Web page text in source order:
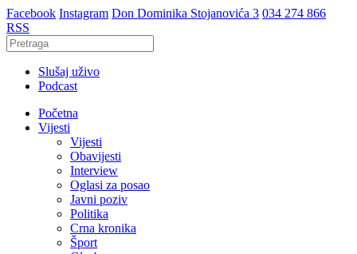
Facebook Instagram Don Dominika Stojanovića 3 034 274 866
RSS
Slušaj uživo
Podcast
Početna
Vijesti
Vijesti
Obavijesti
Interview
Oglasi za posao
Javni poziv
Politika
Crna kronika
Šport